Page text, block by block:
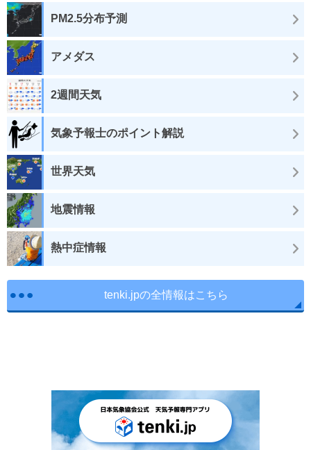
PM2.5分布予測
アメダス
2週間天気
気象予報士のポイント解説
世界天気
地震情報
熱中症情報
tenki.jpの全情報はこちら